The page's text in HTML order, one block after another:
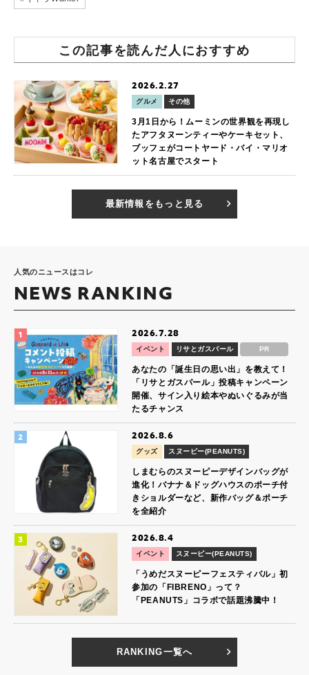
この記事を読んだ人におすすめ
2026.2.27
グルメ その他
3月1日から！ムーミンの世界観を再現し
たアフタヌーンティーやケーキセット、
ブッフェがコートヤード・バイ・マリオ
ット名古屋でスタート
最新情報をもっと見る
人気のニュースはコレ
NEWS RANKING
2026.7.28
イベント リサとガスパール PR
あなたの「誕生日の思い出」を教えて！
「リサとガスパール」投稿キャンペーン
開催、サイン入り絵本やぬいぐるみが当
たるチャンス
2026.8.6
グッズ スヌーピー(PEANUTS)
しまむらのスヌーピーデザインバッグが
進化！バナナ＆ドッグハウスのポーチ付
きショルダーなど、新作バッグ＆ポーチ
を全紹介
2026.8.4
イベント スヌーピー(PEANUTS)
「うめだスヌーピーフェスティバル」初
参加の「FIBRENO」って？
「PEANUTS」コラボで話題沸騰中！
RANKING一覧へ